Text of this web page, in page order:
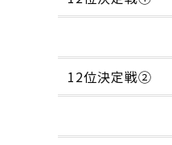
12位決定戦②